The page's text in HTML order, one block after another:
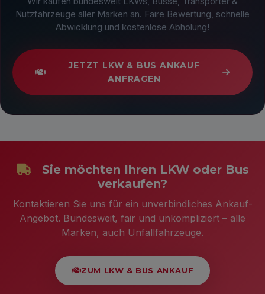
Nutzfahrzeuge aller Marken an. Faire Bewertung, schnelle
Abwicklung und kostenlose Abholung!
JETZT LKW & BUS ANKAUF
ANFRAGEN
Sie möchten Ihren LKW oder Bus
verkaufen?
Kontaktieren Sie uns für ein unverbindliches Ankauf-
Angebot. Bundesweit, fair und unkompliziert – alle
Marken, auch Unfallfahrzeuge.
ZUM LKW & BUS ANKAUF